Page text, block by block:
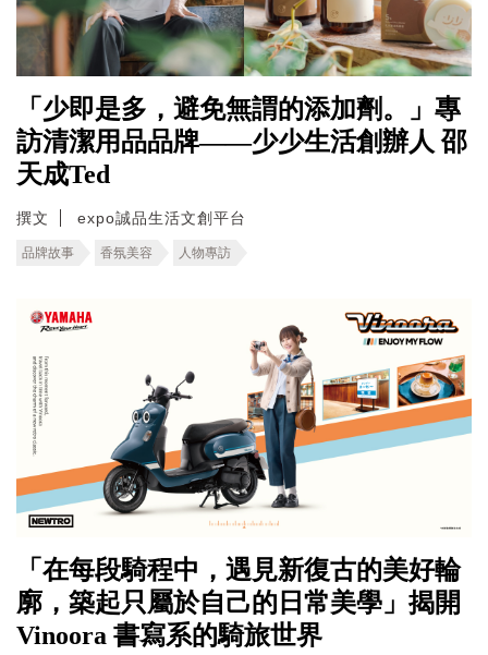
「少即是多，避免無謂的添加劑。」專
訪清潔用品品牌——少少生活創辦人 邵
天成Ted
撰文 expo誠品生活文創平台
品牌故事 香氛美容 人物專訪
「在每段騎程中，遇見新復古的美好輪
廓，築起只屬於自己的日常美學」揭開
Vinoora 書寫系的騎旅世界